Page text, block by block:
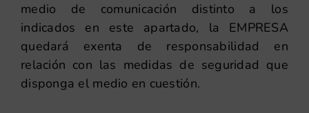
medio de comunicación distinto a los
indicados en este apartado, la EMPRESA
quedará exenta de responsabilidad en
relación con las medidas de seguridad que
disponga el medio en cuestión.